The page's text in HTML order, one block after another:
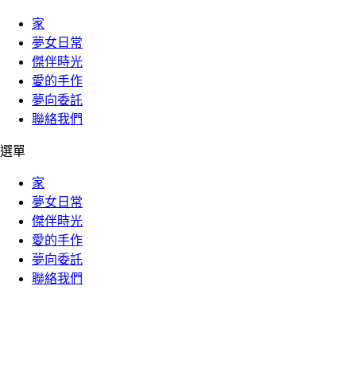
家
夢女日常
傑伴時光
愛的手作
夢向委託
聯絡我們
選單
家
夢女日常
傑伴時光
愛的手作
夢向委託
聯絡我們